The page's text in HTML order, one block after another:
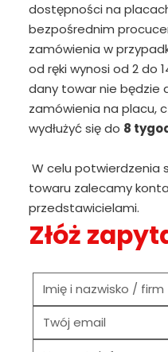
dostępności na
bezpośrednim
zamówienia w
od ręki wynosi od 2 do
dany towar nie będzie
zamówienia na placu,
wydłużyć się do 8
W celu potwierdzenia
towaru zalecamy
przedstawicielami.
Złóż